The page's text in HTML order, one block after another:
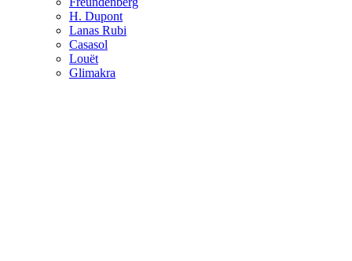
H. Dupont
Lanas Rubi
Casasol
Louët
Glimakra